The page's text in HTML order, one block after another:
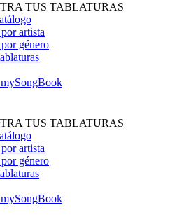
TUS TABLATURAS
artista
género
TUS TABLATURAS
artista
género